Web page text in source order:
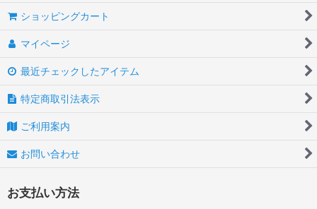
ショッピングカート
マイページ
最近チェックしたアイテム
特定商取引法表示
ご利用案内
お問い合わせ
お支払い方法